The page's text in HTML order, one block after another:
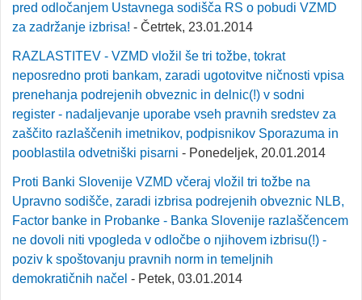
pred odločanjem Ustavnega sodišča RS o pobudi VZMD
za zadržanje izbrisa! - Četrtek, 23.01.2014
RAZLASTITEV - VZMD vložil še tri tožbe, tokrat
neposredno proti bankam, zaradi ugotovitve ničnosti vpisa
prenehanja podrejenih obveznic in delnic(!) v sodni
register - nadaljevanje uporabe vseh pravnih sredstev za
zaščito razlaščenih imetnikov, podpisnikov Sporazuma in
pooblastila odvetniški pisarni - Ponedeljek, 20.01.2014
Proti Banki Slovenije VZMD včeraj vložil tri tožbe na
Upravno sodišče, zaradi izbrisa podrejenih obveznic NLB,
Factor banke in Probanke - Banka Slovenije razlaščencem
ne dovoli niti vpogleda v odločbe o njihovem izbrisu(!) -
poziv k spoštovanju pravnih norm in temeljnih
demokratičnih načel - Petek, 03.01.2014